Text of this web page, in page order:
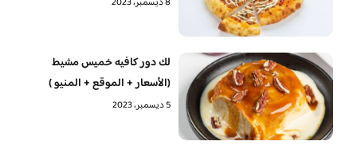
لك دور كافيه خميس مشيط
(الأسعار + الموقع + المنيو )
5 ديسمبر، 2023